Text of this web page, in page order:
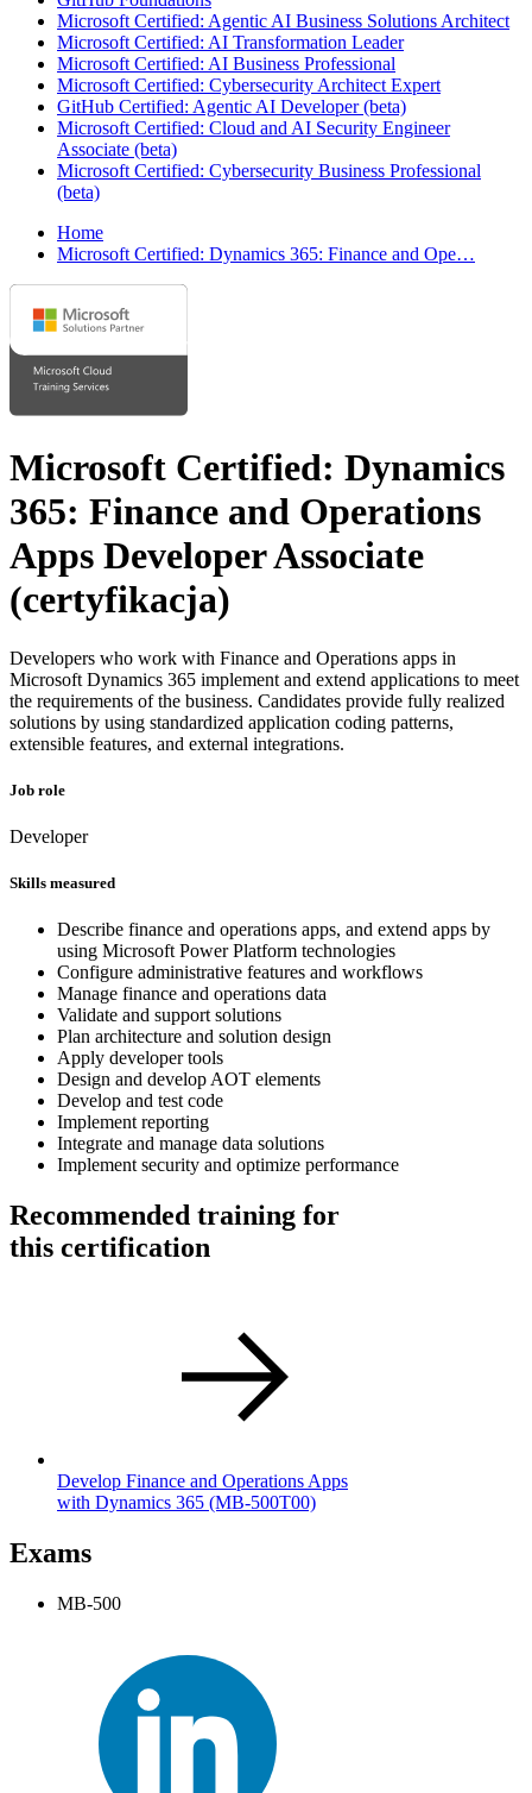
Microsoft Certified: Agentic AI Business Solutions Architect
Microsoft Certified: AI Transformation Leader
Microsoft Certified: AI Business Professional
Microsoft Certified: Cybersecurity Architect Expert
GitHub Certified: Agentic AI Developer (beta)
Microsoft Certified: Cloud and AI Security Engineer
Associate (beta)
Microsoft Certified: Cybersecurity Business Professional
(beta)
Home
Microsoft Certified: Dynamics 365: Finance and Ope…
Microsoft Certified: Dynamics
365: Finance and Operations
Apps Developer Associate
(certyfikacja)
Developers who work with Finance and Operations apps in
Microsoft Dynamics 365 implement and extend applications to meet
the requirements of the business. Candidates provide fully realized
solutions by using standardized application coding patterns,
extensible features, and external integrations.
Job role
Developer
Skills measured
Describe finance and operations apps, and extend apps by
using Microsoft Power Platform technologies
Configure administrative features and workflows
Manage finance and operations data
Validate and support solutions
Plan architecture and solution design
Apply developer tools
Design and develop AOT elements
Develop and test code
Implement reporting
Integrate and manage data solutions
Implement security and optimize performance
Recommended training for
this certification
Develop Finance and Operations Apps
with Dynamics 365 (MB-500T00)
Exams
MB-500